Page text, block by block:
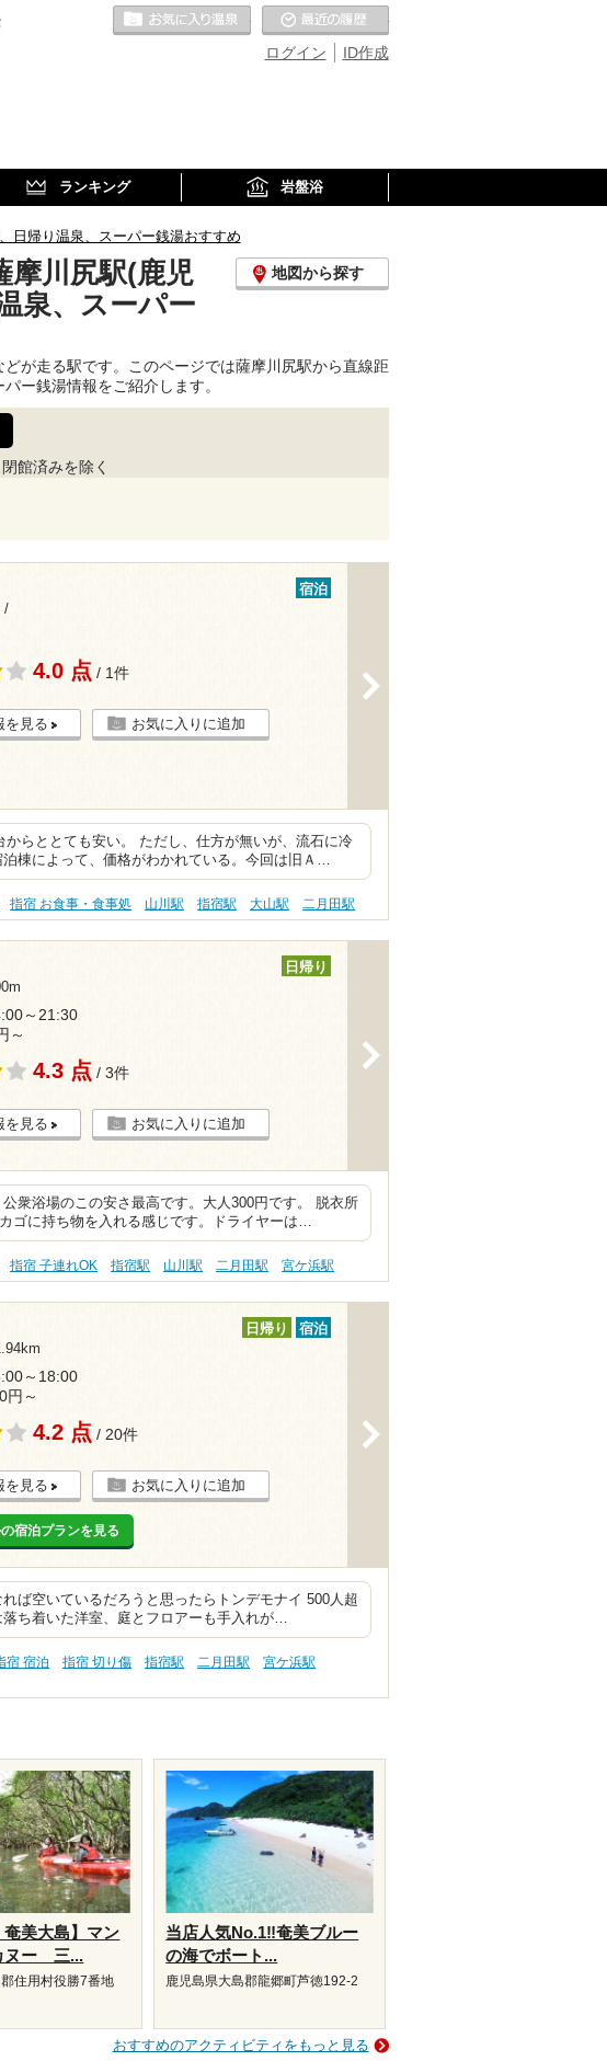
ID作成
ログイン
お気に入りの温泉
ランキング 岩盤浴
日帰り温泉、スーパー銭湯おすすめ
摩川尻駅(鹿児
泉、スーパー
地図から探す
が走る駅です。このページでは薩摩川尻駅から直線距
ー銭湯情報をご紹介します。
閉館済みを除く
/
宿泊
4.0 点 / 1件
を見る お気に入りに追加
らととても安い。 ただし、仕方が無いが、流石に冷
棟によって、価格がわかれている。今回は旧Ａ…
指宿 お食事・食事処 山川駅 指宿駅 大山駅 二月田駅
日帰り
～21:30
～
4.3 点 / 3件
を見る お気に入りに追加
衆浴場のこの安さ最高です。大人300円です。 脱衣所
ゴに持ち物を入れる感じです。ドライヤーは…
指宿 子連れOK 指宿駅 山川駅 二月田駅 宮ケ浜駅
日帰り 宿泊
～18:00
円～
4.2 点 / 20件
を見る お気に入りに追加
宿泊プランを見る
ば空いているだろうと思ったらトンデモナイ 500人超
ち着いた洋室、庭とフロアーも手入れが…
宿 宿泊 指宿 切り傷 指宿駅 二月田駅
宮ケ浜駅
奄美大島】マン
ヌー 三...
住用村役勝7番地
当店人気No.1‼️奄美ブルー
の海でボート...
鹿児島県大島郡龍郷町芦徳192-2
おすすめのアクティビティをもっと見る